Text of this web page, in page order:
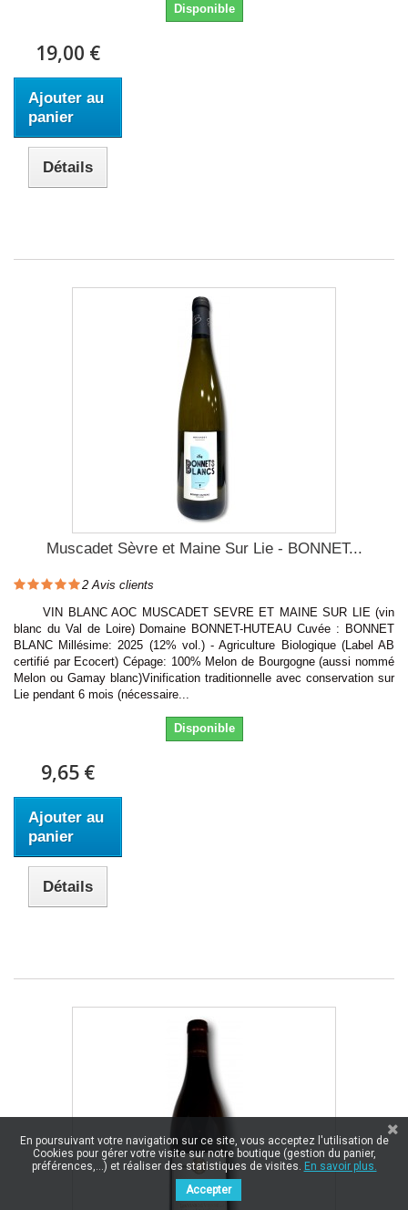
Disponible
19,00 €
Ajouter au
panier
Détails
Muscadet Sèvre et Maine Sur Lie - BONNET...
2 Avis clients
VIN BLANC AOC MUSCADET SEVRE ET MAINE SUR LIE (vin
blanc du Val de Loire) Domaine BONNET-HUTEAU Cuvée : BONNET
BLANC Millésime: 2025 (12% vol.) - Agriculture Biologique (Label AB
certifié par Ecocert) Cépage: 100% Melon de Bourgogne (aussi nommé
Melon ou Gamay blanc)Vinification traditionnelle avec conservation sur
Lie pendant 6 mois (nécessaire...
Disponible
9,65 €
Ajouter au
panier
Détails
En poursuivant votre navigation sur ce site, vous acceptez l'utilisation de
Cookies pour gérer votre visite sur notre boutique (gestion du panier,
préférences,...) et réaliser des statistiques de visites. En savoir plus.
Accepter